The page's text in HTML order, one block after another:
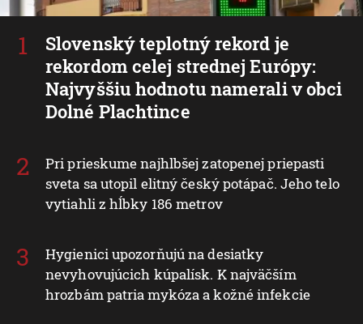
Slovenský teplotný rekord je
rekordom celej strednej Európy:
Najvyššiu hodnotu namerali v obci
Dolné Plachtince
Pri prieskume najhlbšej zatopenej priepasti
sveta sa utopil elitný český potápač. Jeho telo
vytiahli z hĺbky 186 metrov
Hygienici upozorňujú na desiatky
nevyhovujúcich kúpalísk. K najväčším
hrozbám patria mykóza a kožné infekcie